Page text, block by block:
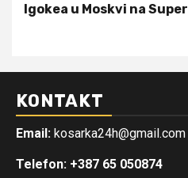
Igokea u Moskvi na
KONTAKT
Email: kosarka24h@gmail.com
Telefon: +387 65 050874